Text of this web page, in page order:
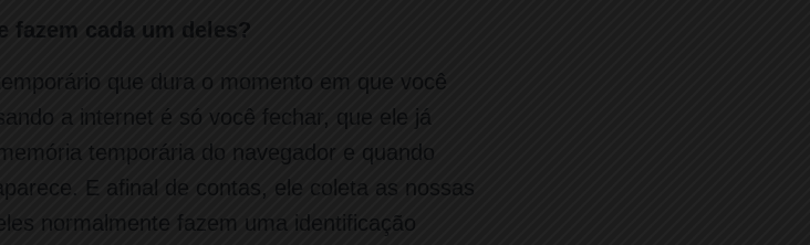
fazem cada um deles?
que dura o momento em que você
a internet é só você fechar, que ele já
temporária do navegador e quando
E afinal de contas, ele coleta as nossas
normalmente fazem uma identificação